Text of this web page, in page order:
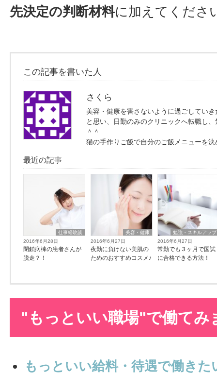
先決定の判断材料に加えてくださ
この記事を書いた人
さくら
美容・健康を害さないように過ごしていき
と思い、日勤のみのクリニックへ転職し
＾＾
猫の手作りご飯で自分のご飯メニューを
最近の記事
仕事経験談
2016年6月28日
閉鎖病棟の患者さんが
脱走？！
美容・健康
2016年6月27日
夜勤に負けない美肌の
ためのおすすめコスメ♪
勉強・スキルアップ
2016年6月27日
常勤でも３ヶ月で国試
に合格できる方法！
"もっといい職場"で働てみ
もっといい給料・待遇で働きた